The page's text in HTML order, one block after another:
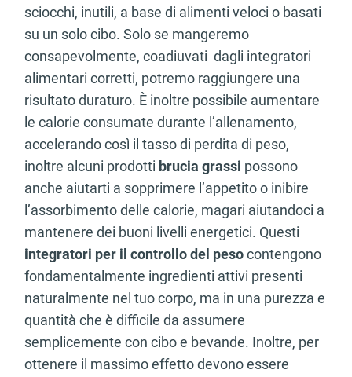
sciocchi, inutili, a base di alimenti veloci o basati
su un solo cibo. Solo se mangeremo
consapevolmente, coadiuvati dagli integratori
alimentari corretti, potremo raggiungere una
risultato duraturo. È inoltre possibile aumentare
le calorie consumate durante l’allenamento,
accelerando così il tasso di perdita di peso,
inoltre alcuni prodotti brucia grassi possono
anche aiutarti a sopprimere l’appetito o inibire
l’assorbimento delle calorie, magari aiutandoci a
mantenere dei buoni livelli energetici. Questi
integratori per il controllo del pesocontengono
fondamentalmente ingredienti attivi presenti
naturalmente nel tuo corpo, ma in una purezza e
quantità che è difficile da assumere
semplicemente con cibo e bevande. Inoltre, per
ottenere il massimo effetto devono essere